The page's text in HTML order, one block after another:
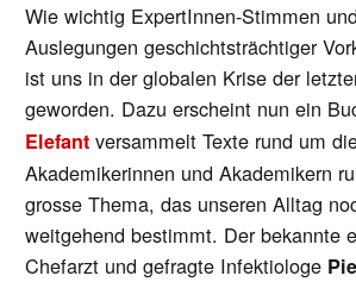
Wie wichtig ExpertInnen-Stimmen
Auslegungen geschichtsträchtiger
ist uns in der globalen Krise der
geworden. Dazu erscheint nun ein
Elefant versammelt Texte rund um
Akademikerinnen und Akademikern
grosse Thema, das unseren Alltag
weitgehend bestimmt. Der bekannte
Chefarzt und gefragte Infektiologe